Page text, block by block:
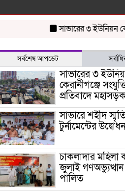
সাভারের ৩ ইউনিয়ন
সর্বশেষ আপডেট
সাভারের ৩
কেরানীগঞ্জে
প্রতিবাদে
সাভারে শহীদ
টুর্নামেন্টের
চাকলাদার মহিলা
জুলাই
পালিত